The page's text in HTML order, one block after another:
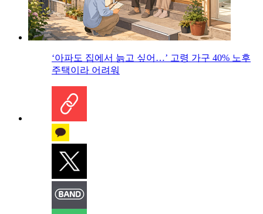
‘아파도 집에서 늙고 싶어…’ 고령 가구 40% 노후
주택이라 어려워